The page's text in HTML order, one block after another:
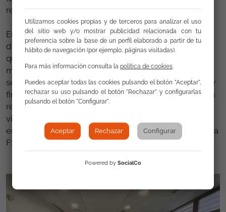
realizan en su labor profesional.
En agradecimiento a todas las mujeres participantes
del Programa por hacer esto posible, a las técnicas
que desarrollan el mismo que en su mayoría, son
mujeres referentes para las propias participantes al
ser mujeres gitanas formadas y a los colaboradores y
financiadores del Programa Calí, por su apoyo para la
realización de este Programa, se ha elaborado un
vídeo-resumen del encuentro que puede
encontrarse en la pagina web y diferentes RR.SS de la
FSG.
Utilizamos cookies propias y de terceros para analizar el uso
del sitio web y/o mostrar publicidad relacionada con tu
preferencia sobre la base de un perfil elaborado a partir de tu
hábito de navegación (por ejemplo, páginas visitadas).
Para más información consulta la política de cookies
Puedes aceptar todas las cookies pulsando el botón "Aceptar",
rechazar su uso pulsando el botón "Rechazar" y configurarlas
pulsando el botón "Configurar".
Aceptar Rechazar Configurar
Powered by SocialCo